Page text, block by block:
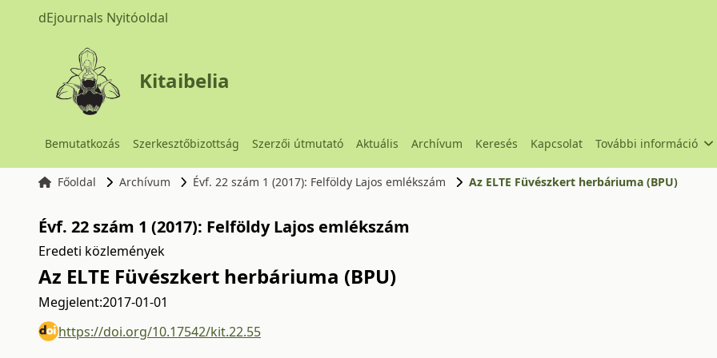
dEjournals Nyitóoldal
Kitaibelia
Bemutatkozás Szerkesztőbizottság Szerzői útmutató Aktuális Archívum Keresés Kapcsolat További információ
Főoldal Archívum Évf. 22 szám 1 (2017): Felföldy Lajos emlékszám Az ELTE Füvészkert herbáriuma (BPU)
Évf. 22 szám 1 (2017): Felföldy Lajos emlékszám
Eredeti közlemények
Az ELTE Füvészkert herbáriuma (BPU)
Megjelent:2017-01-01
https://doi.org/10.17542/kit.22.55